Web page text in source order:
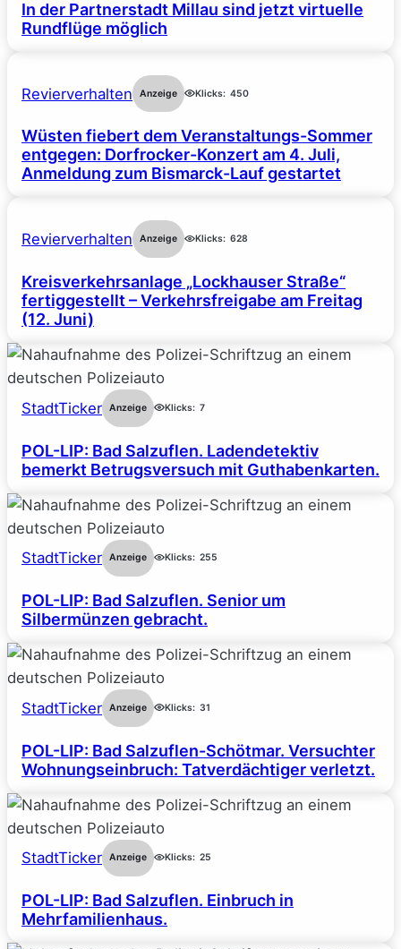
In der Partnerstadt Millau sind jetzt virtuelle
Rundflüge möglich
Revierverhalten Anzeige Klicks: 450
Wüsten fiebert dem Veranstaltungs-Sommer
entgegen: Dorfrocker-Konzert am 4. Juli,
Anmeldung zum Bismarck-Lauf gestartet
Revierverhalten Anzeige Klicks: 628
Kreisverkehrsanlage „Lockhauser Straße“
fertiggestellt – Verkehrsfreigabe am Freitag
(12. Juni)
StadtTicker Anzeige Klicks: 7
POL-LIP: Bad Salzuflen. Ladendetektiv
bemerkt Betrugsversuch mit Guthabenkarten.
StadtTicker Anzeige Klicks: 255
POL-LIP: Bad Salzuflen. Senior um
Silbermünzen gebracht.
StadtTicker Anzeige Klicks: 31
POL-LIP: Bad Salzuflen-Schötmar. Versuchter
Wohnungseinbruch: Tatverdächtiger verletzt.
StadtTicker Anzeige Klicks: 25
POL-LIP: Bad Salzuflen. Einbruch in
Mehrfamilienhaus.